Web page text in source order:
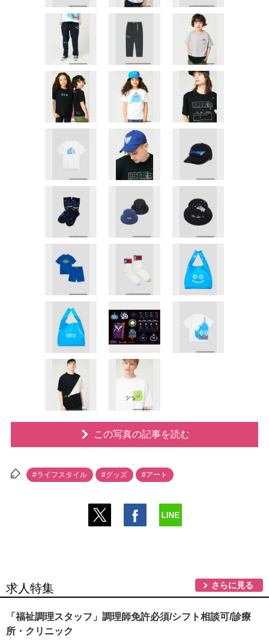
この写真の記事を読む
#ライフスタイル #グッズ #アート
求人特集 さらに見る
「福祉調理スタッフ」調理師免許必須/シフト相談可/診療
所・クリニック